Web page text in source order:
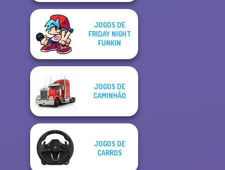
JOGOS DE
FRIDAY NIGHT
FUNKIN
JOGOS DE
CAMINHÃO
JOGOS DE
CARROS